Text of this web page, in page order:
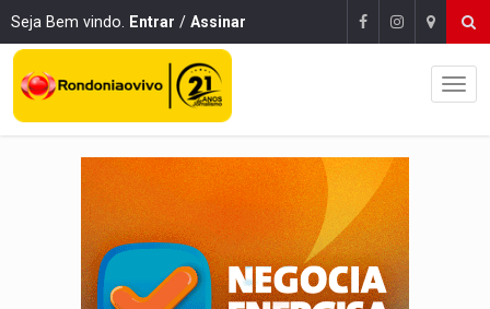
Seja Bem vindo. Entrar / Assinar